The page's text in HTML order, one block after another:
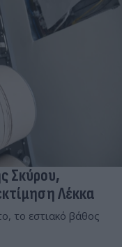
Σκύρου,
Λέκκα
το εστιακό βάθος